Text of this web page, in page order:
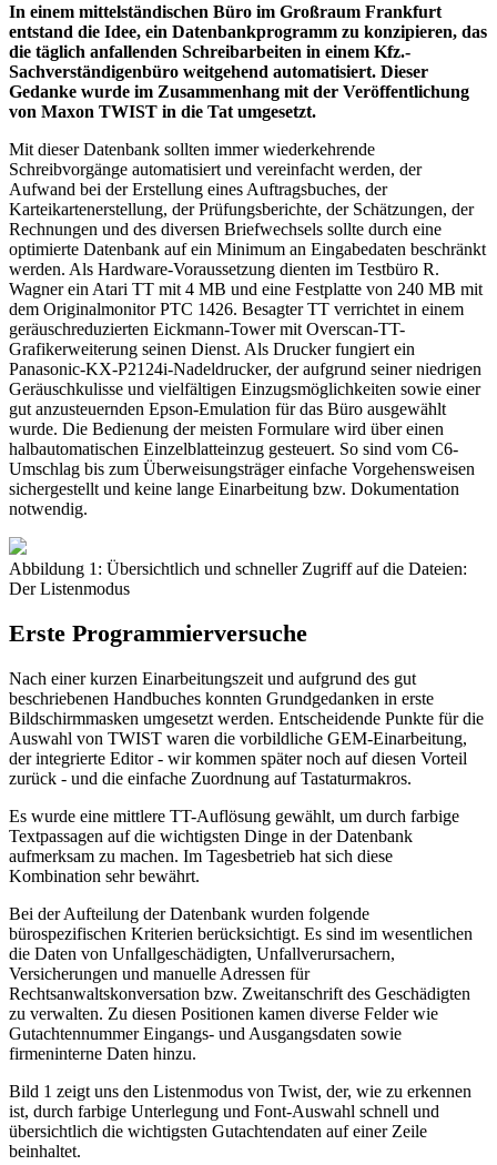
In einem mittelständischen Büro im Großraum Frankfurt
entstand die Idee, ein Datenbankprogramm zu konzipieren, das
die täglich anfallenden Schreibarbeiten in einem Kfz.-
Sachverständigenbüro weitgehend automatisiert. Dieser
Gedanke wurde im Zusammenhang mit der Veröffentlichung
von Maxon TWIST in die Tat umgesetzt.
Mit dieser Datenbank sollten immer wiederkehrende
Schreibvorgänge automatisiert und vereinfacht werden, der
Aufwand bei der Erstellung eines Auftragsbuches, der
Karteikartenerstellung, der Prüfungsberichte, der Schätzungen, der
Rechnungen und des diversen Briefwechsels sollte durch eine
optimierte Datenbank auf ein Minimum an Eingabedaten beschränkt
werden. Als Hardware-Voraussetzung dienten im Testbüro R.
Wagner ein Atari TT mit 4 MB und eine Festplatte von 240 MB mit
dem Originalmonitor PTC 1426. Besagter TT verrichtet in einem
geräuschreduzierten Eickmann-Tower mit Overscan-TT-
Grafikerweiterung seinen Dienst. Als Drucker fungiert ein
Panasonic-KX-P2124i-Nadeldrucker, der aufgrund seiner niedrigen
Geräuschkulisse und vielfältigen Einzugsmöglichkeiten sowie einer
gut anzusteuernden Epson-Emulation für das Büro ausgewählt
wurde. Die Bedienung der meisten Formulare wird über einen
halbautomatischen Einzelblatteinzug gesteuert. So sind vom C6-
Umschlag bis zum Überweisungsträger einfache Vorgehensweisen
sichergestellt und keine lange Einarbeitung bzw. Dokumentation
notwendig.
Abbildung 1: Übersichtlich und schneller Zugriff auf die Dateien:
Der Listenmodus
Erste Programmierversuche
Nach einer kurzen Einarbeitungszeit und aufgrund des gut
beschriebenen Handbuches konnten Grundgedanken in erste
Bildschirmmasken umgesetzt werden. Entscheidende Punkte für die
Auswahl von TWIST waren die vorbildliche GEM-Einarbeitung,
der integrierte Editor - wir kommen später noch auf diesen Vorteil
zurück - und die einfache Zuordnung auf Tastaturmakros.
Es wurde eine mittlere TT-Auflösung gewählt, um durch farbige
Textpassagen auf die wichtigsten Dinge in der Datenbank
aufmerksam zu machen. Im Tagesbetrieb hat sich diese
Kombination sehr bewährt.
Bei der Aufteilung der Datenbank wurden folgende
bürospezifischen Kriterien berücksichtigt. Es sind im wesentlichen
die Daten von Unfallgeschädigten, Unfallverursachern,
Versicherungen und manuelle Adressen für
Rechtsanwaltskonversation bzw. Zweitanschrift des Geschädigten
zu verwalten. Zu diesen Positionen kamen diverse Felder wie
Gutachtennummer Eingangs- und Ausgangsdaten sowie
firmeninterne Daten hinzu.
Bild 1 zeigt uns den Listenmodus von Twist, der, wie zu erkennen
ist, durch farbige Unterlegung und Font-Auswahl schnell und
übersichtlich die wichtigsten Gutachtendaten auf einer Zeile
beinhaltet.